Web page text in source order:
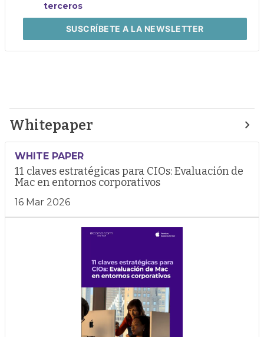
terceros
SUSCRÍBETEA LA NEWSLETTER
Whitepaper
WHITE PAPER
11 claves estratégicas para CIOs: Evaluación de
Mac en entornos corporativos
16 Mar 2026